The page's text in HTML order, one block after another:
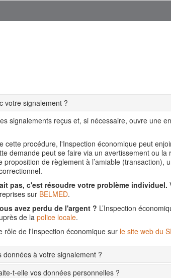
votre signalement ?
signalements reçus et, si nécessaire, ouvre une
cette procédure, l'Inspection économique peut
demande peut se faire via un avertissement ou la
de règlement à l’amiable (transaction),
pas, c'est résoudre votre problème individuel.
sur BELMED.
avez perdu de l'argent ? L’Inspection
de la police locale.
rôle de l'Inspection économique sur le site web du
à votre signalement ?
t-elle vos données personnelles ?